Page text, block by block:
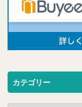
カテゴリー